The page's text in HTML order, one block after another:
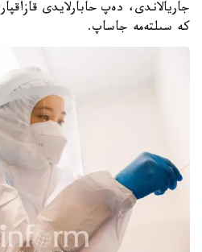
كە سىلتەمە جاساپ.